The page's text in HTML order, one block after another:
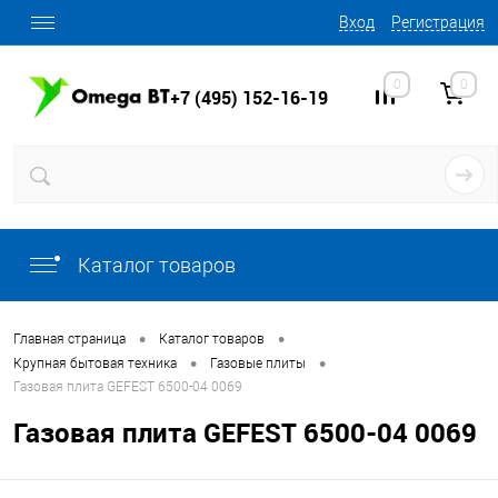
Вход Регистрация
+7 (495) 152-16-19
0 0
Каталог товаров
Главная страница • Каталог товаров •
Крупная бытовая техника • Газовые плиты •
Газовая плита GEFEST 6500-04 0069
Газовая плита GEFEST 6500-04 0069